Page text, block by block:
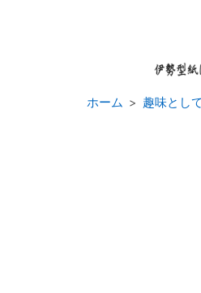
ホーム 趣味として